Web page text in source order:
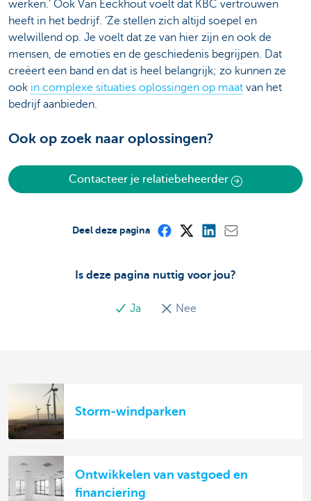
werken.’ Ook Van Eeckhout voelt dat KBC vertrouwen
heeft in het bedrijf. ‘Ze stellen zich altijd soepel en
welwillend op. Je voelt dat ze van hier zijn en ook de
mensen, de emoties en de geschiedenis begrijpen. Dat
creëert een band en dat is heel belangrijk; zo kunnen ze
ook in complexe situaties oplossingen op maat van het
bedrijf aanbieden.
Ook op zoek naar oplossingen?
Contacteer je relatiebeheerder
Is deze pagina nuttig voor jou?
Ja Nee
Deel deze pagina
Storm-windparken
Ontwikkelen van vastgoed en
financiering